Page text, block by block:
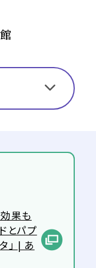
果も
とパプ
」 | あ